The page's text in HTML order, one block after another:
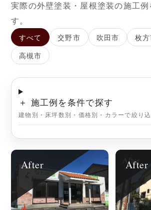
実際の外壁塗装・屋根塗装の施工例
す。
すべて 交野市 吹田市 枚
高槻市
＋ 施工例を条件で探す
建物別・床坪数別・価格別・カラーで絞り
After After